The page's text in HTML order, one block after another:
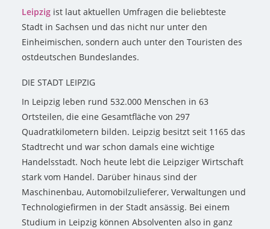
Leipzig ist laut aktuellen Umfragen die beliebteste
Stadt in Sachsen und das nicht nur unter den
Einheimischen, sondern auch unter den Touristen des
ostdeutschen Bundeslandes.
DIE STADT LEIPZIG
In Leipzig leben rund 532.000 Menschen in 63
Ortsteilen, die eine Gesamtfläche von 297
Quadratkilometern bilden. Leipzig besitzt seit 1165 das
Stadtrecht und war schon damals eine wichtige
Handelsstadt. Noch heute lebt die Leipziger Wirtschaft
stark vom Handel. Darüber hinaus sind der
Maschinenbau, Automobilzulieferer, Verwaltungen und
Technologiefirmen in der Stadt ansässig. Bei einem
Studium in Leipzig können Absolventen also in ganz